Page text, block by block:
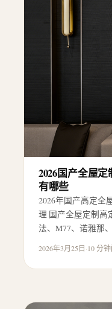
2026国产全屋
有哪些
2026年国产高定全
理 国产全屋定制高
法、M77、诺雅那
2026年3月25日·10 分